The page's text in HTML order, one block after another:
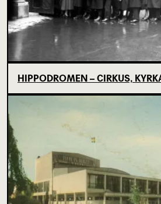
HIPPODROMEN – CIRKUS,